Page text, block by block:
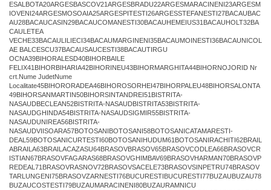
ESALBOTA20ARGESBASCOV21ARGESBRADU22ARGESMARACINENI23ARGESM
IOVENI24ARGESMOSOAIA25ARGESPITESTI26ARGESSTEFANESTI27BACAUBAC
AU28BACAUCASIN29BACAUCOMANESTI30BACAUHEMEIUS31BACAUHOLT32BA
CAULETEA
VECHE33BACAULILIECI34BACAUMARGINENI35BACAUMOINESTI36BACAUNICOL
AE BALCESCU37BACAUSAUCESTI38BACAUTIRGU
OCNA39BIHORALESD40BIHORBAILE
FELIX41BIHORBIHARIA42BIHORINEU43BIHORMARGHITA44BIHORNOJORID Nr
crt.Nume JudetNume
Localitate45BIHORORADEA46BIHOROSORHEI47BIHORPALEU48BIHORSALONTA
49BIHORSANMARTIN50BIHORSINTANDREI51BISTRITA-
NASAUDBECLEAN52BISTRITA-NASAUDBISTRITA53BISTRITA-
NASAUDGHINDA54BISTRITA-NASAUDSIGMIR55BISTRITA-
NASAUDUNIREA56BISTRITA-
NASAUDVIISOARA57BOTOSANIBOTOSANI58BOTOSANICATAMARESTI-
DEAL59BOTOSANICURTESTI60BOTOSANIHUDUM61BOTOSANIRACHITI62BRAIL
ABRAILA63BRAILACAZASU64BRASOVBRASOV65BRASOVCODLEA66BRASOVCR
ISTIAN67BRASOVFAGARAS68BRASOVGHIMBAV69BRASOVHARMAN70BRASOVP
REDEAL71BRASOVRASNOV72BRASOVSACELE73BRASOVSINPETRU74BRASOV
TARLUNGENI75BRASOVZARNESTI76BUCURESTIBUCURESTI77BUZAUBUZAU78
BUZAUCOSTESTI79BUZAUMARACINENI80BUZAURAMNICU